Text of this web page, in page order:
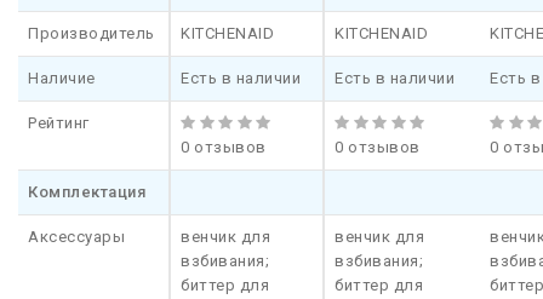
Производитель KITCHENAID KITCHENAID
Наличие Есть в наличии Есть в наличии Есть
Рейтинг
0 отзывов
0 отзывов 0
Комплектация
Аксессуары
венчик для
взбивания;
биттер для
венчик для
взбивания;
биттер для